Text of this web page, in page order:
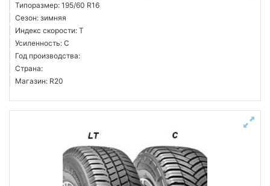
Типоразмер: 195/60 R16
Сезон: зимняя
Индекс скорости: T
Усиленность: C
Год производства:
Страна:
Магазин: R20